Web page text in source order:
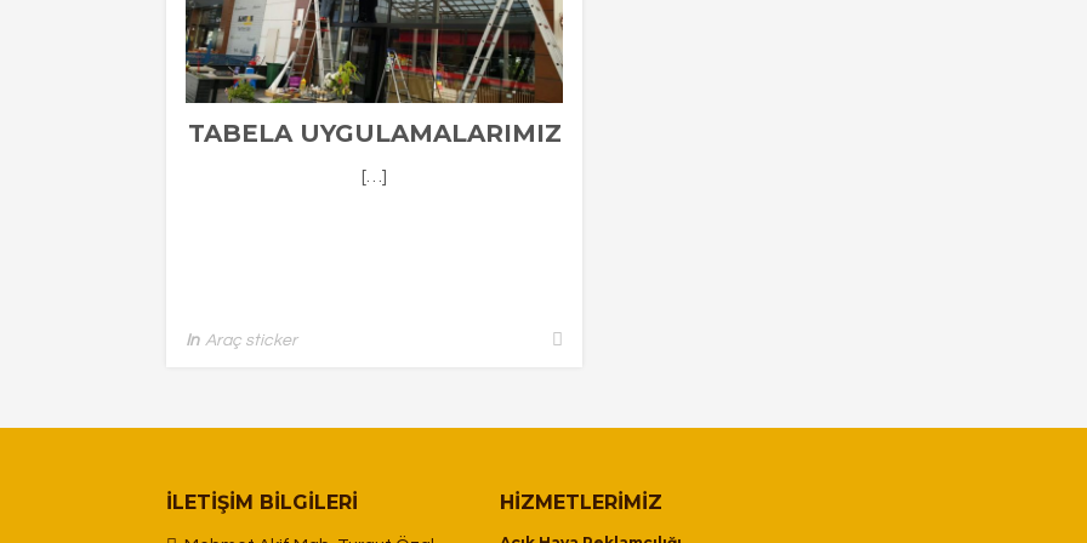
TABELA UYGULAMALARIMIZ
[…]
In Araç sticker
İLETIŞIM BILGILERI HIZMETLERIMIZ